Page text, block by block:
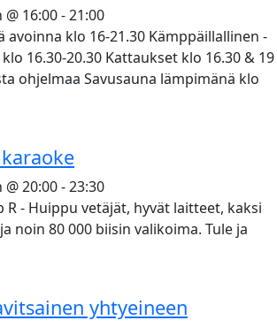
16:00-21:00
avoinna klo 16-21.30 Kämppäillallinen -
16.30-20.30 Kattaukset klo 16.30 & 19
ohjelmaa Savusauna lämpimänä klo
20:00-23:30
R - Huippu vetäjät, hyvät laitteet, kaksi
noin 80 000 biisin valikoima. Tule ja
yhtyeineen